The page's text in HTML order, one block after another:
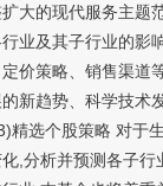
大的现代服务主
业及其子行业的
价策略、销售渠
新趋势、科学技术
精选个股策略 对于
,分析并预测各子